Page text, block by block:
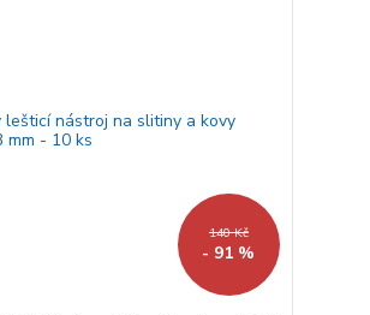
140 Kč
- 91 %